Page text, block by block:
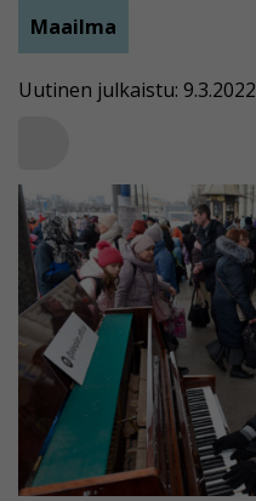
Maailma
Uutinen julkaistu: 9.3.2022